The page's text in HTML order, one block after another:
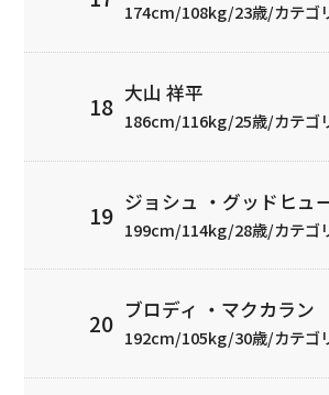
174cm/108kg/23歳/カテゴ
大山 祥平
186cm/116kg/25歳/カテゴ
ジョシュ ・グッドヒュ
199cm/114kg/28歳/カテゴ
ブロディ ・マクカラン
192cm/105kg/30歳/カテゴ